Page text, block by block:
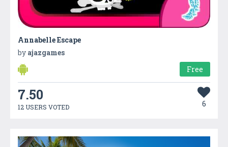
Annabelle Escape
by ajazgames
Free
7.50
12 USERS VOTED 6